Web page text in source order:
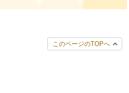
このページのTOPへ